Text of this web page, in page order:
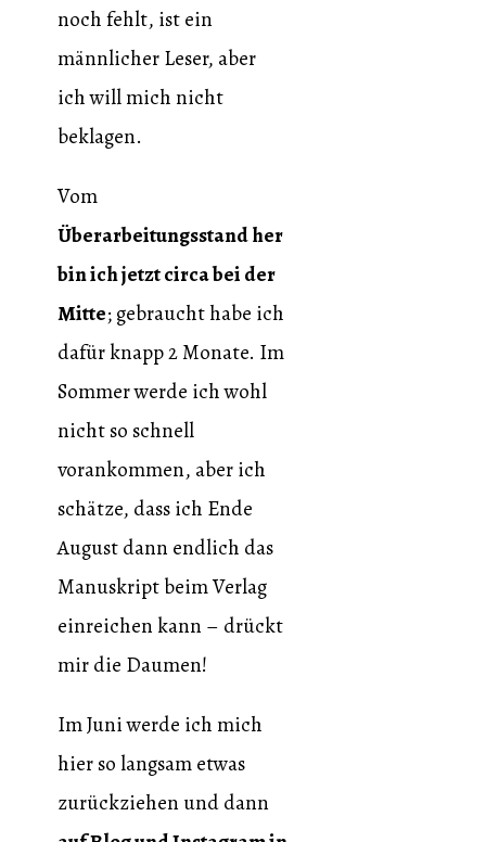
noch fehlt, ist ein
männlicher Leser, aber
ich will mich nicht
beklagen.
Vom
Überarbeitungsstand her
bin ich jetzt circa bei der
Mitte; gebraucht habe ich
dafür knapp 2 Monate. Im
Sommer werde ich wohl
nicht so schnell
vorankommen, aber ich
schätze, dass ich Ende
August dann endlich das
Manuskript beim Verlag
einreichen kann – drückt
mir die Daumen!
Im Juni werde ich mich
hier so langsam etwas
zurückziehen und dann